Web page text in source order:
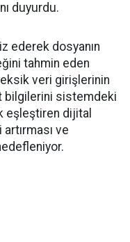
duyurdu.
ederek dosyanın
tahmin eden
eksik veri girişlerinin
bilgilerini sistemdeki
eşleştiren dijital
ve